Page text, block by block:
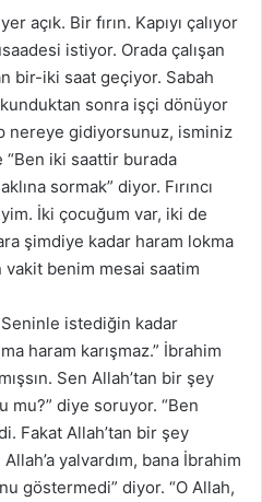
açık. Bir fırın. Kapıyı çalıyor
istiyor. Orada çalışan
bir-iki saat geçiyor. Sabah
sonra işçi dönüyor
nereye gidiyorsunuz, isminiz
“Ben iki saattir burada
sormak” diyor. Fırıncı
İki çocuğum var, iki de
şimdiye kadar haram lokma
benim mesai saatim
istediğin kadar
haram karışmaz.” İbrahim
Sen Allah’tan bir şey
mu?” diye soruyor. “Ben
Fakat Allah’tan bir şey
yalvardım, bana İbrahim
göstermedi” diyor. “O Allah,